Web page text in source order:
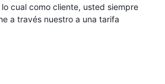
cual como cliente, usted siempre
a través nuestro a una tarifa